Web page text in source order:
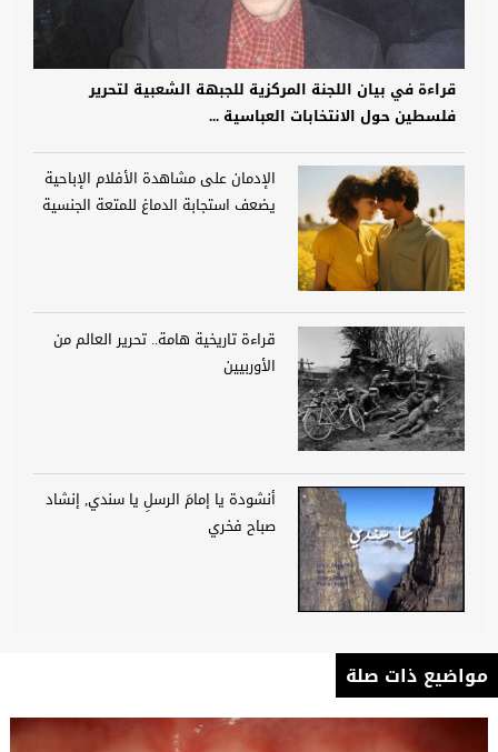
قراءة في بيان اللجنة المركزية للجبهة الشعبية لتحرير
فلسطين حول الانتخابات العباسية ...
الإدمان على مشاهدة الأفلام الإباحية
يضعف استجابة الدماغ للمتعة الجنسية
قراءة تاريخية هامة.. تحرير العالم من
الأوربيين
أنشودة يا إمامَ الرسلِ يا سندي, إنشاد
صباح فخري
مواضيع ذات صلة